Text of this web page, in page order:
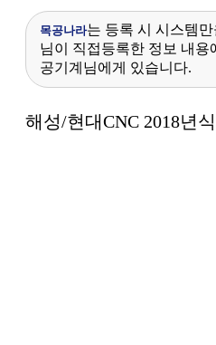
목공나라는 등록 시 시스템
님이 직접등록한 정보 내용
공기계님에게 있습니다.
해성/현대CNC 2018년식